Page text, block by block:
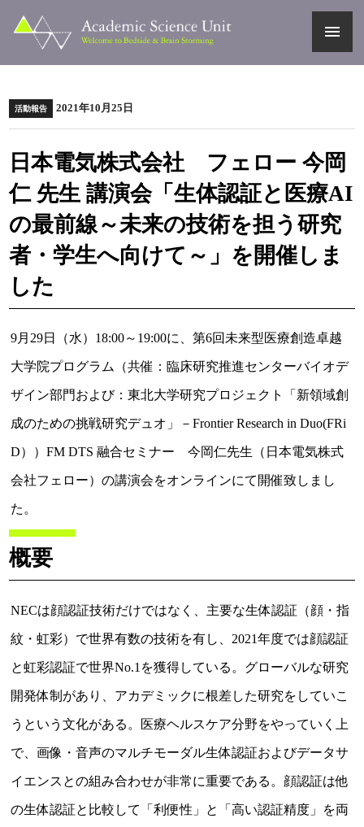
menu
活動報告 2021年10月25日
日本電気株式会社 フェロー 今岡
仁 先生 講演会「生体認証と医療AI
の最前線～未来の技術を担う研究
者・学生へ向けて～」を開催しま
した
9月29日（水）18:00～19:00に、第6回未来型医療創造卓越
大学院プログラム（共催：臨床研究推進センターバイオデ
ザイン部門および：東北大学研究プロジェクト「新領域創
成のための挑戦研究デュオ」－Frontier Research in Duo(FRi
D））FM DTS 融合セミナー 今岡仁先生（日本電気株式
会社フェロー）の講演会をオンラインにて開催致しまし
た。
概要
NECは顔認証技術だけではなく、主要な生体認証（顔・指
紋・虹彩）で世界有数の技術を有し、2021年度では顔認証
と虹彩認証で世界No.1を獲得している。グローバルな研究
開発体制があり、アカデミックに根差した研究をしていこ
うという文化がある。医療ヘルスケア分野をやっていく上
で、画像・音声のマルチモーダル生体認証およびデータサ
イエンスとの組み合わせが非常に重要である。顔認証は他
の生体認証と比較して「利便性」と「高い認証精度」を両